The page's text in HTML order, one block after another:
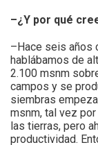
–¿Y por qué
–Hace seis años
hablábamos de
2.100 msnm
campos y se
siembras
msnm, tal vez
las tierras, pero
productividad.